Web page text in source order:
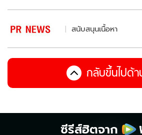
สนับสนุนเนื้อหา
กลับขึ้นไปด้
ซีรีส์ฮิตจาก